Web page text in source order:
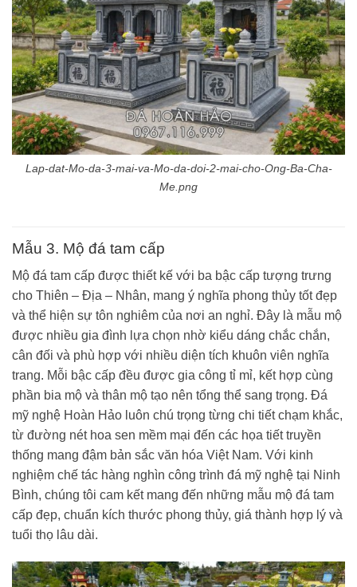
Lap-dat-Mo-da-3-mai-va-Mo-da-doi-2-mai-cho-Ong-Ba-Cha-
Me.png
Mẫu 3. Mộ đá tam cấp
Mộ đá tam cấp được thiết kế với ba bậc cấp tượng trưng
cho Thiên – Địa – Nhân, mang ý nghĩa phong thủy tốt đẹp
và thể hiện sự tôn nghiêm của nơi an nghỉ. Đây là mẫu mộ
được nhiều gia đình lựa chọn nhờ kiểu dáng chắc chắn,
cân đối và phù hợp với nhiều diện tích khuôn viên nghĩa
trang. Mỗi bậc cấp đều được gia công tỉ mỉ, kết hợp cùng
phần bia mộ và thân mộ tạo nên tổng thể sang trọng. Đá
mỹ nghệ Hoàn Hảo luôn chú trọng từng chi tiết chạm khắc,
từ đường nét hoa sen mềm mại đến các họa tiết truyền
thống mang đậm bản sắc văn hóa Việt Nam. Với kinh
nghiệm chế tác hàng nghìn công trình đá mỹ nghệ tại Ninh
Bình, chúng tôi cam kết mang đến những mẫu mộ đá tam
cấp đẹp, chuẩn kích thước phong thủy, giá thành hợp lý và
tuổi thọ lâu dài.